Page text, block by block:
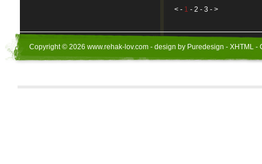
< - 1 - 2 - 3 - >
Copyright © 2026 www.rehak-lov.com - design by Puredesign - XHTML -